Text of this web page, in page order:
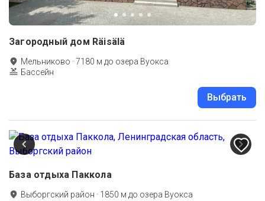
Загородный дом Räisälä
Мельниково ·7180 м до озера Вуокса
Бассейн
Выбрать
База отдыха Паккола
Выборгский район · 1850 м до озера Вуокса